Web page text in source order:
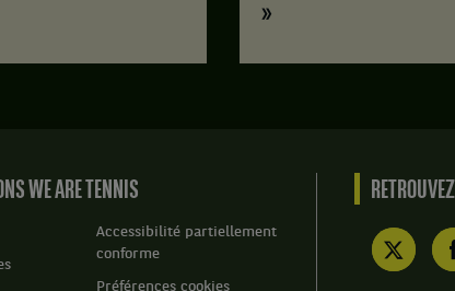
»
WE ARE TENNIS
Accessibilité partiellement
conforme
Préférences cookies